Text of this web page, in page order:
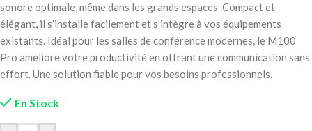
sonore optimale, même dans les grands espaces. Compact et
élégant, il s’installe facilement et s’intègre à vos équipements
existants. Idéal pour les salles de conférence modernes, le M100
Pro améliore votre productivité en offrant une communication sans
effort. Une solution fiable pour vos besoins professionnels.
En Stock